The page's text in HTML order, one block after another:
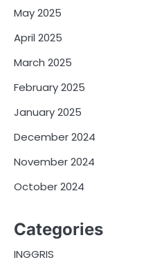
May 2025
April 2025
March 2025
February 2025
January 2025
December 2024
November 2024
October 2024
Categories
INGGRIS